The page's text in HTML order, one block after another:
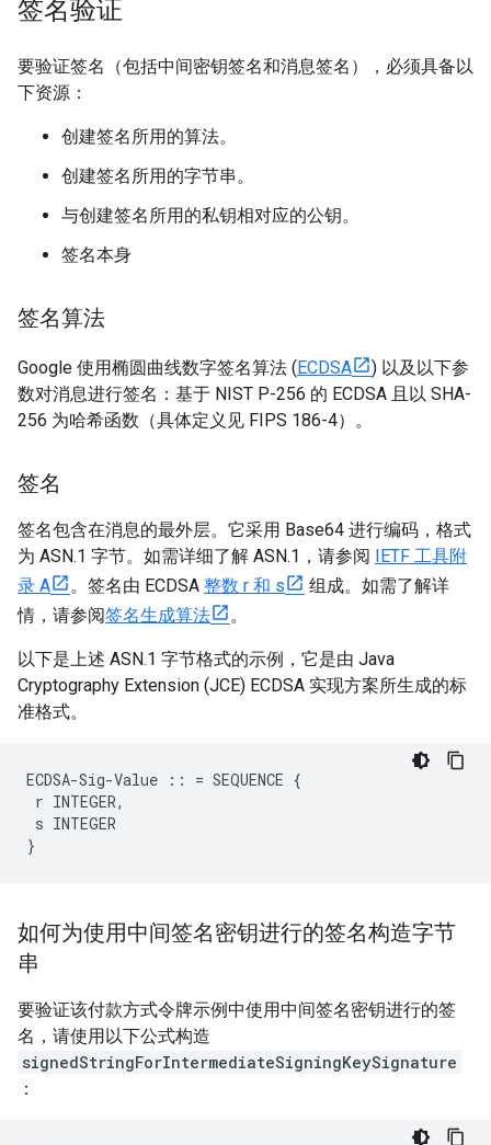
签名验证
要验证签名（包括中间密钥签名和消息签名），必须具备以
下资源：
创建签名所用的算法。
创建签名所用的字节串。
与创建签名所用的私钥相对应的公钥。
签名本身
签名算法
Google 使用椭圆曲线数字签名算法 (ECDSA
) 以及以下参
数对消息进行签名：基于 NIST P-256 的 ECDSA 且以 SHA-
256 为哈希函数（具体定义见 FIPS 186-4）。
签名
签名包含在消息的最外层。它采用 Base64 进行编码，格式
为 ASN.1 字节。如需详细了解 ASN.1，请参阅 IETF 工具附
录 A
。签名由 ECDSA 整数 r 和 s
组成。如需了解详
情，请参阅签名生成算法 。
以下是上述 ASN.1 字节格式的示例，它是由 Java
Cryptography Extension (JCE) ECDSA 实现方案所生成的标
准格式。
ECDSA-Sig-Value :: = SEQUENCE {
r INTEGER,
s INTEGER
}
如何为使用中间签名密钥进行的签名构造字节
串
要验证该付款方式令牌示例中使用中间签名密钥进行的签
名，请使用以下公式构造
signedStringForIntermediateSigningKeySignature
：